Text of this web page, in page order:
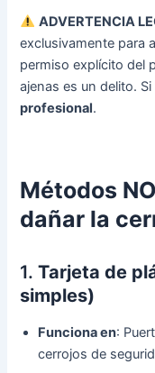
ADVERTENCIA
exclusivamente para
permiso explícito del
ajenas es un delito.
profesional.
Métodos
dañar la
1.Tarjeta de
simples)
Funciona en:
cerrojos de